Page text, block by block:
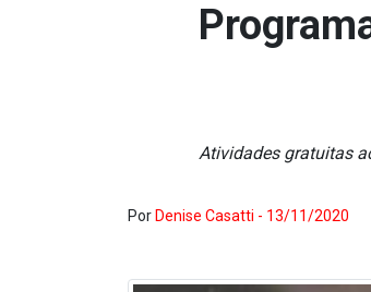
Atividades gratuitas
Por Denise Casatti - 13/11/2020